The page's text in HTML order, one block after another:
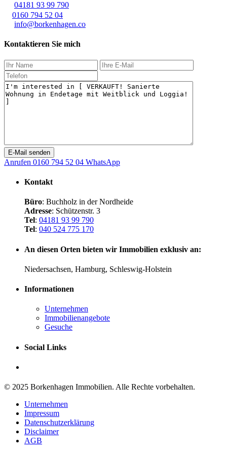
04181 93 99 790
0160 794 52 04
info@borkenhagen.co
Kontaktieren Sie mich
Anrufen 0160 794 52 04 WhatsApp
Kontakt
Büro: Buchholz in der Nordheide
Adresse: Schützenstr. 3
Tel: 04181 93 99 790
Tel: 040 524 775 170
An diesen Orten bieten wir Immobilien exklusiv an:
Niedersachsen, Hamburg, Schleswig-Holstein
Informationen
Unternehmen
Immobilienangebote
Gesuche
Social Links
© 2025 Borkenhagen Immobilien. Alle Rechte vorbehalten.
Unternehmen
Impressum
Datenschutzerklärung
Disclaimer
AGB